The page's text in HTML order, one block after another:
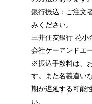
銀行振込：ご注文
みください。
三井住友銀行 花
会社ケーアンドエ
※振込手数料は、
す。また名義違い
期が遅延する可能
い。